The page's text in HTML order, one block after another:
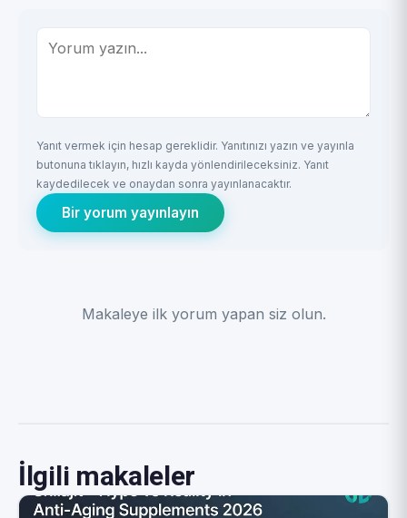
Yanıt vermek için hesap gereklidir. Yanıtınızı yazın ve yayınla
butonuna tıklayın, hızlı kayda yönlendirileceksiniz. Yanıt
kaydedilecek ve onaydan sonra yayınlanacaktır.
Bir yorum yayınlayın
Makaleye ilk yorum yapan siz olun.
İlgili makaleler